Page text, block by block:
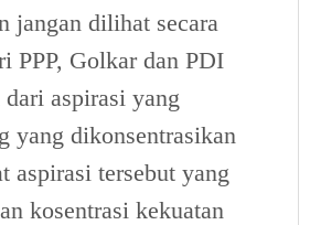
jangan dilihat secara
PPP, Golkar dan PDI
dari aspirasi yang
yang dikonsentrasikan
aspirasi tersebut yang
kosentrasi kekuatan